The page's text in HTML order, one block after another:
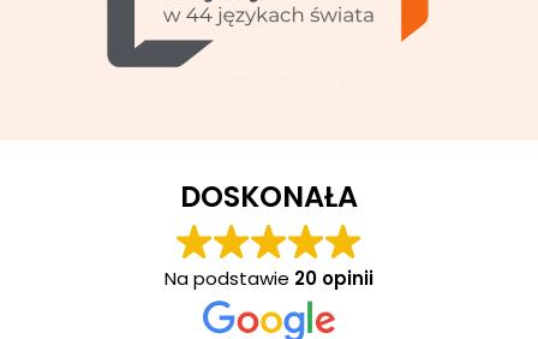
DOSKONAŁA
Na podstawie 20 opinii